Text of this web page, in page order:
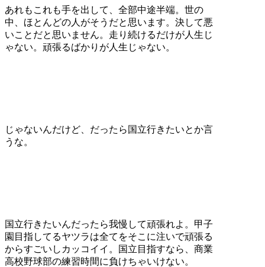
あれもこれも手を出して、全部中途半端。世の
中、ほとんどの人がそうだと思います。決して悪
いことだと思いません。走り続けるだけが人生じ
ゃない。頑張るばかりが人生じゃない。
じゃないんだけど、だったら国立行きたいとか言
うな。
国立行きたいんだったら我慢して頑張れよ。甲子
園目指してるヤツラは全てをそこに注いで頑張る
からすごいしカッコイイ。国立目指すなら、商業
高校野球部の練習時間に負けちゃいけない。